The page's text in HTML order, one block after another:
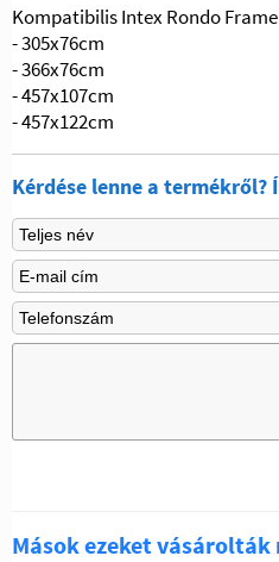
Kompatibilis Intex Rondo
- 305x76cm
- 366x76cm
- 457x107cm
- 457x122cm
Kérdése lenne a termékről?
Mások ezeket vásárolták